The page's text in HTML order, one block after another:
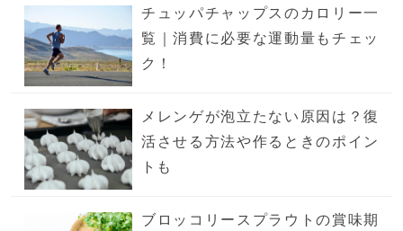
チュッパチャップスのカロリー一
覧｜消費に必要な運動量もチェッ
ク！
メレンゲが泡立たない原因は？復
活させる方法や作るときのポイン
トも
ブロッコリースプラウトの賞味期